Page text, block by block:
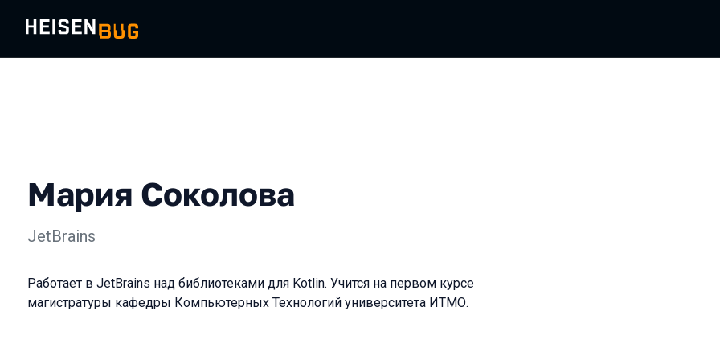
Мария Соколова
JetBrains
Работает в JetBrains над библиотеками для Kotlin. Учится на первом курсе
магистратуры кафедры Компьютерных Технологий университета ИТМО.